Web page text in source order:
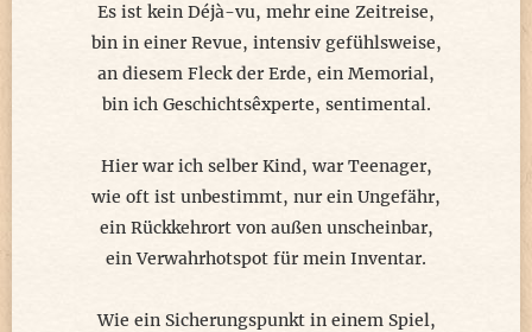
Es ist kein Déjà-vu, mehr eine Zeitreise,
bin in einer Revue, intensiv gefühlsweise,
an diesem Fleck der Erde, ein Memorial,
bin ich Geschichtsêxperte, sentimental.
Hier war ich selber Kind, war Teenager,
wie oft ist unbestimmt, nur ein Ungefähr,
ein Rückkehrort von außen unscheinbar,
ein Verwahrhotspot für mein Inventar.
Wie ein Sicherungspunkt in einem Spiel,